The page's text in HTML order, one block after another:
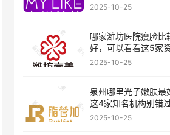
2025-10-25
哪家潍坊医院瘦脸比
好，可以看看这5家
比较老的机构
2025-10-25
泉州哪里光子嫩肤最
这4家知名机构别错
2025-10-25